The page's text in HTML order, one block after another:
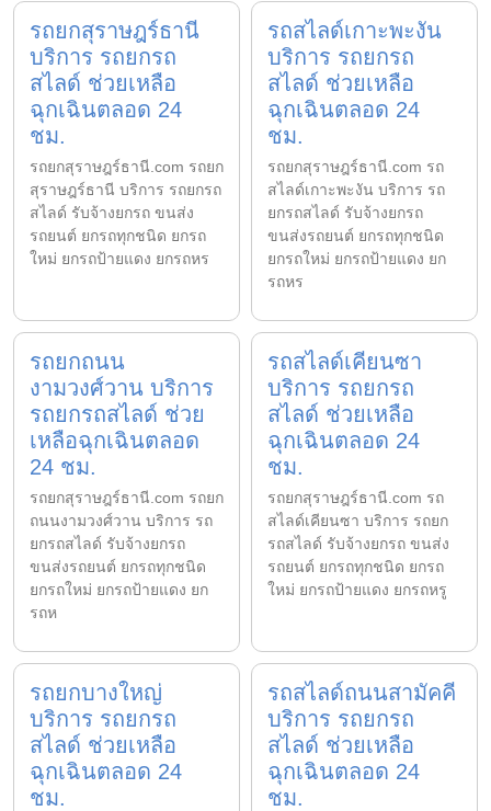
รถยกสุราษฎร์ธานี
บริการ รถยกรถ
สไลด์ ช่วยเหลือ
ฉุกเฉินตลอด 24
ชม.
รถยกสุราษฎร์ธานี.com รถยก
สุราษฎร์ธานี บริการ รถยกรถ
สไลด์ รับจ้างยกรถ ขนส่ง
รถยนต์ ยกรถทุกชนิด ยกรถ
ใหม่ ยกรถป้ายแดง ยกรถหร
รถสไลด์เกาะพะงัน
บริการ รถยกรถ
สไลด์ ช่วยเหลือ
ฉุกเฉินตลอด 24
ชม.
รถยกสุราษฎร์ธานี.com รถ
สไลด์เกาะพะงัน บริการ รถ
ยกรถสไลด์ รับจ้างยกรถ
ขนส่งรถยนต์ ยกรถทุกชนิด
ยกรถใหม่ ยกรถป้ายแดง ยก
รถหร
รถยกถนน
งามวงศ์วาน บริการ
รถยกรถสไลด์ ช่วย
เหลือฉุกเฉินตลอด
24 ชม.
รถยกสุราษฎร์ธานี.com รถยก
ถนนงามวงศ์วาน บริการ รถ
ยกรถสไลด์ รับจ้างยกรถ
ขนส่งรถยนต์ ยกรถทุกชนิด
ยกรถใหม่ ยกรถป้ายแดง ยก
รถห
รถสไลด์เคียนซา
บริการ รถยกรถ
สไลด์ ช่วยเหลือ
ฉุกเฉินตลอด 24
ชม.
รถยกสุราษฎร์ธานี.com รถ
สไลด์เคียนซา บริการ รถยก
รถสไลด์ รับจ้างยกรถ ขนส่ง
รถยนต์ ยกรถทุกชนิด ยกรถ
ใหม่ ยกรถป้ายแดง ยกรถหรู
รถยกบางใหญ่
บริการ รถยกรถ
สไลด์ ช่วยเหลือ
ฉุกเฉินตลอด 24
ชม.
รถสไลด์ถนนสามัคคี
บริการ รถยกรถ
สไลด์ ช่วยเหลือ
ฉุกเฉินตลอด 24
ชม.